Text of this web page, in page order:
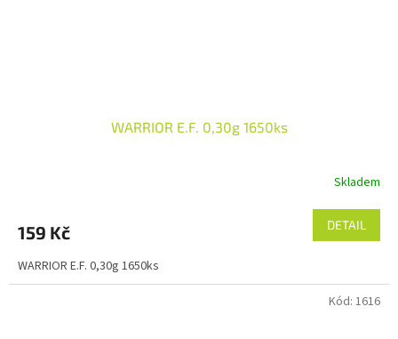
WARRIOR E.F. 0,30g 1650ks
Skladem
159 Kč DETAIL
WARRIOR E.F. 0,30g 1650ks
Kód: 1616